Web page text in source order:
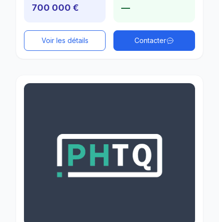
700 000 € —
Voir les détails Contacter